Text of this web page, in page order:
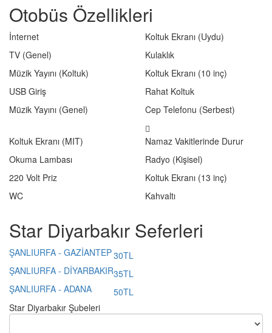
Otobüs Özellikleri
İnternet
Koltuk Ekranı (Uydu)
TV (Genel)
Kulaklık
Müzik Yayını (Koltuk)
Koltuk Ekranı (10 inç)
USB Giriş
Rahat Koltuk
Müzik Yayını (Genel)
Cep Telefonu (Serbest)
Koltuk Ekranı (MIT)
Namaz Vakitlerinde Durur
Okuma Lambası
Radyo (Kişisel)
220 Volt Priz
Koltuk Ekranı (13 inç)
WC
Kahvaltı
Star Diyarbakır Seferleri
ŞANLIURFA - GAZİANTEP30TL
ŞANLIURFA - DİYARBAKIR35TL
ŞANLIURFA - ADANA
50TL
Star Diyarbakır Şubeleri